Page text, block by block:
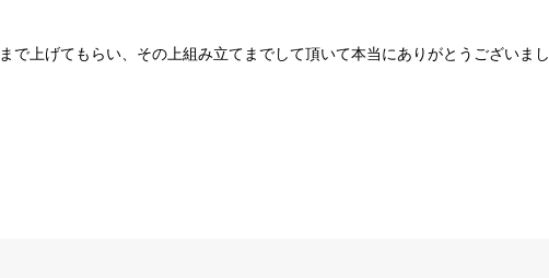
で上げてもらい、その上組み立てまでして頂いて本当にありがとうございまし